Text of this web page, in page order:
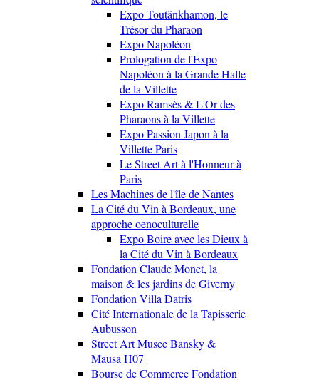
Expo Toutânkhamon, le
Trésor du Pharaon
Expo Napoléon
Prologation de l'Expo
Napoléon à la Grande Halle
de la Villette
Expo Ramsès & L'Or des
Pharaons à la Villette
Expo Passion Japon à la
Villette Paris
Le Street Art à l'Honneur à
Paris
Les Machines de l'île de Nantes
La Cité du Vin à Bordeaux, une
approche oenoculturelle
Expo Boire avec les Dieux à
la Cité du Vin à Bordeaux
Fondation Claude Monet, la
maison & les jardins de Giverny
Fondation Villa Datris
Cité Internationale de la Tapisserie
Aubusson
Street Art Musee Bansky &
Mausa H07
Bourse de Commerce Fondation